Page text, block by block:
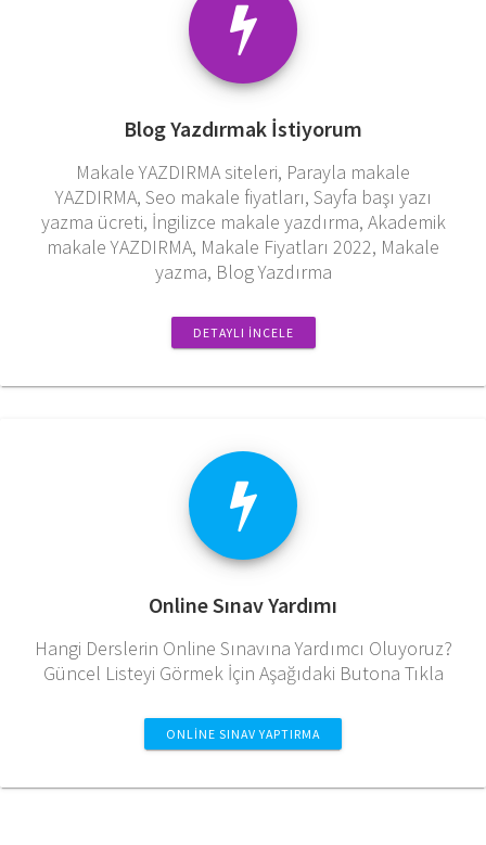
Blog Yazdırmak İstiyorum
Makale YAZDIRMA siteleri, Parayla makale
YAZDIRMA, Seo makale fiyatları, Sayfa başı yazı
yazma ücreti, İngilizce makale yazdırma, Akademik
makale YAZDIRMA, Makale Fiyatları 2022, Makale
yazma, Blog Yazdırma
DETAYLI İNCELE
Online Sınav Yardımı
Hangi Derslerin Online Sınavına Yardımcı Oluyoruz?
Güncel Listeyi Görmek İçin Aşağıdaki Butona Tıkla
ONLINE SINAV YAPTIRMA